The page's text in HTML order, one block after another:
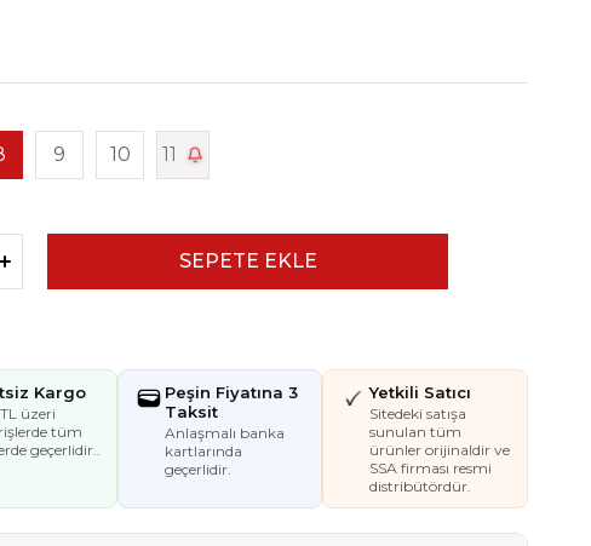
9 10 11
Kargo
üzeri
tüm
geçerlidir..
Peşin Fiyatına 3
Taksit
Anlaşmalı banka
kartlarında
geçerlidir.
Yetkili Satıcı
Sitedeki satışa
sunulan tüm
ürünler orijinaldir ve
SSA firması resmi
distribütördür.